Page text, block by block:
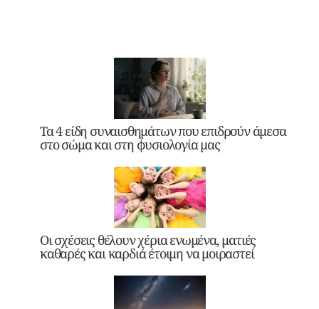
Τα 4 είδη συναισθημάτων που επιδρούν άμεσα
στο σώμα και στη φυσιολογία μας
Οι σχέσεις θέλουν χέρια ενωμένα, ματιές
καθαρές και καρδιά έτοιμη να μοιραστεί